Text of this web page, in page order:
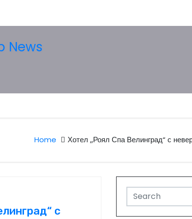
Home Хотел ,,Роял Спа Велинград“ с
с